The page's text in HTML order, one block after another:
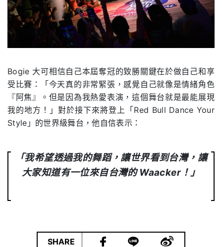
Bogie 大可相信自己本屆奪冠的致勝關鍵在於做自己和享
受比賽：「今天真的非常緊張，感覺自己就像是情緒角色
『阿焦』。但是因為我熱愛表演，這個舞台就是最能展現
我的地方！」對於接下來將登上「Red Bull Dance Your
Style」的世界級舞台，他自信表示：
「我希望透過我的舞蹈，讓世界看到台灣，讓
大家知道有一位來自台灣的 Waacker！」
SHARE